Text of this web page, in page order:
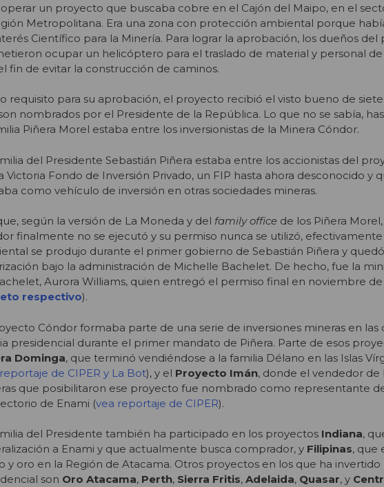
operar un proyecto que buscaba cobre en el Cajón del Maipo, en el
Metropolitana. Era una zona con protección ambiental porque
Científico para la Minería. Para lograr la aprobación, los dueños del
ocupar un helicóptero para el traslado de material y personal
fin de evitar la construcción de caminos.
requisito para su aprobación, el proyecto recibió el visto bueno de
nombrados por el Presidente de la República. Lo que no se sabía,
Piñera Morel estaba entre los inversionistas de la Minera Cóndor.
del Presidente Sebastián Piñera estaba entre los accionistas del
Victoria Fondo de Inversión Privado, un FIP hasta ahora desconocido y
como vehículo de inversión en otras sociedades mineras.
según la versión de La Moneda y del family office de los Piñera
finalmente no se ejecutó y su permiso nunca se utilizó,
se produjo durante el primer gobierno de Sebastián Piñera y
bajo la administración de Michelle Bachelet. De hecho, fue la
Aurora Williams, quien entregó el permiso final en noviembre de
respectivo).
Cóndor formaba parte de una serie de inversiones mineras en las
presidencial durante el primer mandato de Piñera. Parte de esos
Dominga, que terminó vendiéndose a la familia Délano en las Islas
de CIPER y La Bot), y el Proyecto Imán, donde el vendedor de
que posibilitaron ese proyecto fue nombrado como representante
de Enami (vea reportaje de CIPER).
del Presidente también ha participado en los proyectos Indiana,
a Enami y que actualmente busca comprador, y Filipinas, que
y oro en la Región de Atacama. Otros proyectos en los que ha invertido
son Oro Atacama, Perth, Sierra Fritis, Adelaida, Quasar, y